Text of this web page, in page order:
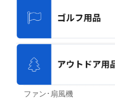
ファン･扇風機